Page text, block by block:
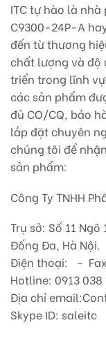
ITC tự hào là
C9300-24P-A
đến từ thương
chất lượng và độ
triển trong lĩnh
các sản phẩm
đủ CO/CQ, bảo
lắp đặt chuyên
chúng tôi để
sản phẩm:
Công Ty TNHH
Trụ sở: Số 11
Đống Đa, Hà Nội.
Điện thoại: –
Hotline: 0913 038
Địa chỉ
Skype ID: saleitc